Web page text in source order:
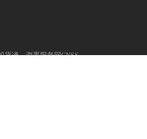
货通 海事服务网CNSS